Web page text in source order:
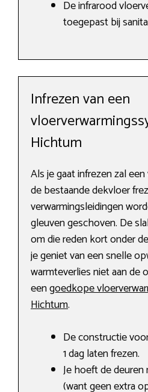
De infrarood
toegepast bij
Infrezen van een
Hichtum
Als je gaat infrezen zal
de bestaande dekvloer
verwarmingsleidingen
gleuven geschoven. De
om die reden kort onder
je geniet van een snelle
warmteverlies niet aan de
eengoedkope
Hichtum.
De constructie
1 dag laten frezen.
Je hoeft de
(want geen extra